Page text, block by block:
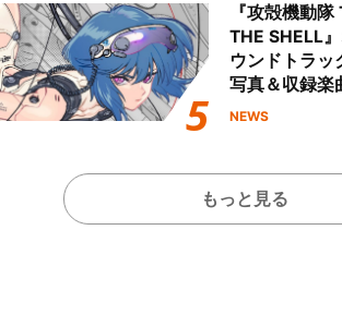
『攻殻機動
THE SHELL
ウンドトラッ
写真＆収録楽
NEWS
もっと見る